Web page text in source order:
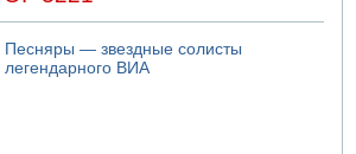
Песняры — звездные солисты
легендарного ВИА